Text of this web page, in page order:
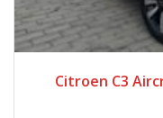
Citroen C3